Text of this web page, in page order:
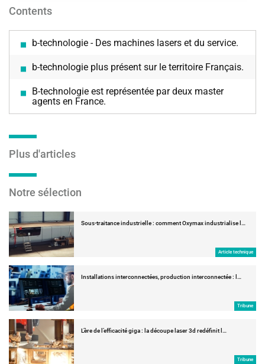
Contents
b-technologie - Des machines lasers et du service.
b-technologie plus présent sur le territoire Français.
B-technologie est représentée par deux master
agents en France.
Plus d'articles
Notre sélection
Sous-traitance industrielle : comment Oxymax industrialise l…
Article technique
Installations interconnectées, production interconnectée : l…
Tribune
L’ère de l’efficacité giga : la découpe laser 3d redéfinit l…
Tribune